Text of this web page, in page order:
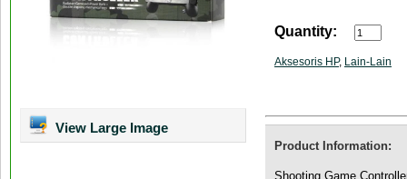
View Large Image
Quantity:
Aksesoris HP, Lain-Lain
Product Information:
Shooting Game